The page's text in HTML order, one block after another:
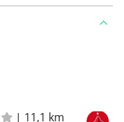
| 11,1 km